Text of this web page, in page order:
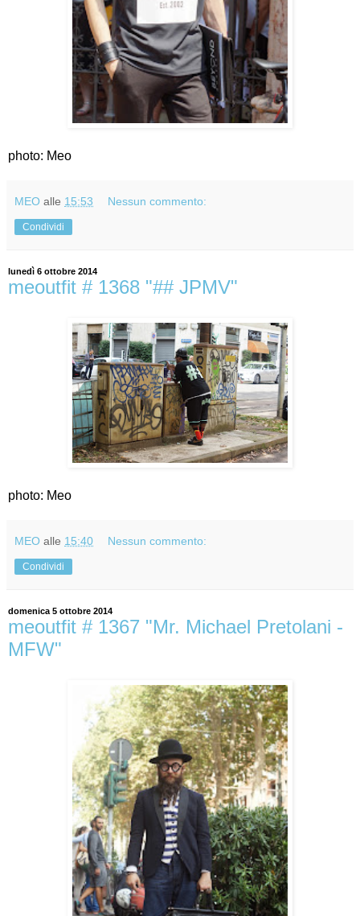
photo: Meo
MEO alle 15:53 Nessun commento:
Condividi
lunedì 6 ottobre 2014
meoutfit # 1368 "## JPMV"
photo: Meo
MEO alle 15:40 Nessun commento:
Condividi
domenica 5 ottobre 2014
meoutfit # 1367 "Mr. Michael Pretolani -
MFW"